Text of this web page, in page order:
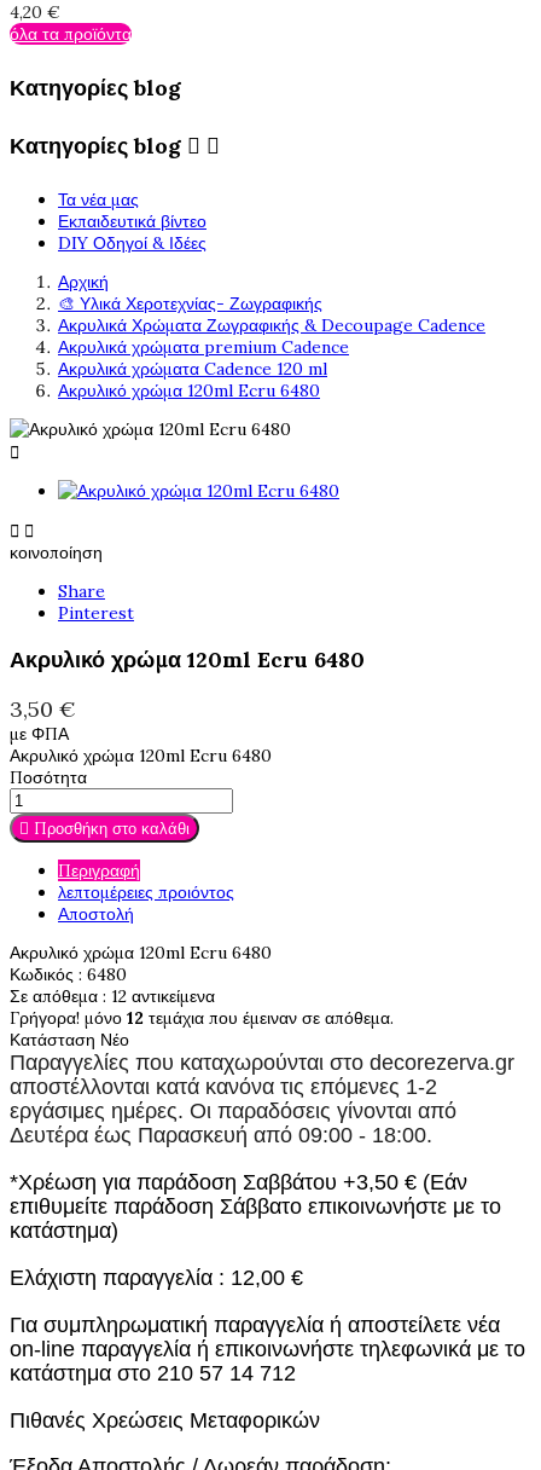
4,20 €
όλα τα προϊόντα
Κατηγορίες blog
Κατηγορίες blog  
Τα νέα μας
Εκπαιδευτικά βίντεο
DIY Οδηγοί & Ιδέες
Αρχική
🎨 Υλικά Χεροτεχνίας- Ζωγραφικής
Ακρυλικά Χρώματα Ζωγραφικής & Decoupage Cadence
Ακρυλικά χρώματα premium Cadence
Ακρυλικά χρώματα Cadence 120 ml
Ακρυλικό χρώμα 120ml Ecru 6480

 
κοινοποίηση
Share
Pinterest
Ακρυλικό χρώμα 120ml Ecru 6480
3,50 €
με ΦΠΑ
Ακρυλικό χρώμα 120ml Ecru 6480
Ποσότητα
 Προσθήκη στο καλάθι
Περιγραφή
λεπτομέρειες προιόντος
Αποστολή
Ακρυλικό χρώμα 120ml Ecru 6480
Κωδικός : 6480
Σε απόθεμα : 12 αντικείμενα
Γρήγορα! μόνο 12 τεμάχια που έμειναν σε απόθεμα.
Κατάσταση Νέο
Παραγγελίες που καταχωρούνται στο decorezerva.gr
αποστέλλονται κατά κανόνα τις επόμενες 1-2
εργάσιμες ημέρες. Οι παραδόσεις γίνονται από
Δευτέρα έως Παρασκευή από 09:00 - 18:00.
*Χρέωση για παράδοση Σαββάτου +3,50 € (Εάν
επιθυμείτε παράδοση Σάββατο επικοινωνήστε με το
κατάστημα)
Ελάχιστη παραγγελία : 12,00 €
Για συμπληρωματική παραγγελία ή αποστείλετε νέα
on-line παραγγελία ή επικοινωνήστε τηλεφωνικά με το
κατάστημα στο 210 57 14 712
Πιθανές Χρεώσεις Μεταφορικών